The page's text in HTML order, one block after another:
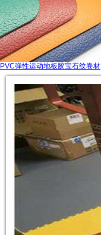
PVC弹性运动地板胶宝石纹卷材